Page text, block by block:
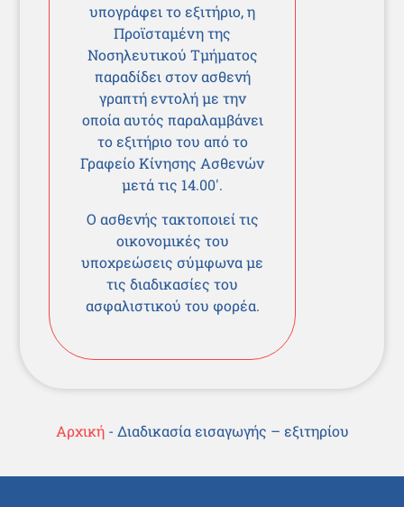
υπογράφει το εξιτήριο, η
Προϊσταμένη της
Νοσηλευτικού Τμήματος
παραδίδει στον ασθενή
γραπτή εντολή με την
οποία αυτός παραλαμβάνει
το εξιτήριο του από το
Γραφείο Κίνησης Ασθενών
μετά τις 14.00′.
Ο ασθενής τακτοποιεί τις
οικονομικές του
υποχρεώσεις σύμφωνα με
τις διαδικασίες του
ασφαλιστικού του φορέα.
Αρχική- Διαδικασία εισαγωγής – εξιτηρίου